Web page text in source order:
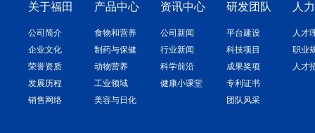
关于福田
公司简介
企业文化
荣誉资质
发展历程
销售网络
产品中心
食物和营养
制药与保健
动物营养
工业领域
美容与日化
资讯中心
公司新闻
行业新闻
科学前沿
健康小课堂
研发团队
平台建设
科技项目
成果奖项
专利证书
团队风采
人
人才
职业
人才